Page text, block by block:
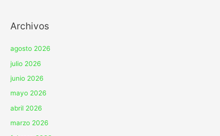
Archivos
agosto 2026
julio 2026
junio 2026
mayo 2026
abril 2026
marzo 2026